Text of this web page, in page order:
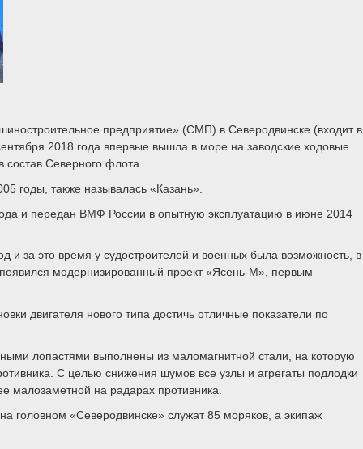
предприятие» (СМП) в Северодвинске (входит в
2018 года впервые вышла в море на заводские ходовые
Северного флота.
годы, также называлась «Казань».
и передан ВМФ России в опытную эксплуатацию в июне 2014
за это время у судостроителей и военных была возможность, в
модернизированный проект «Ясень-М», первым
двигателя нового типа достичь отличные показатели по
лопастями выполнены из маломагнитной стали, на которую
С целью снижения шумов все узлы и агрегаты подлодки
малозаметной на радарах противника.
головном «Северодвинске» служат 85 моряков, а экипаж